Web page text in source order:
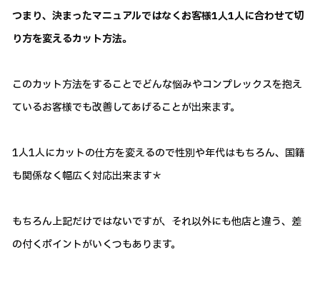
つまり、決まったマニュアルではなくお客様1人1人に合わせて切
り方を変えるカット方法。
このカット方法をすることでどんな悩みやコンプレックスを抱え
ているお客様でも改善してあげることが出来ます。
1人1人にカットの仕方を変えるので性別や年代はもちろん、国籍
も関係なく幅広く対応出来ます＊
もちろん上記だけではないですが、それ以外にも他店と違う、差
の付くポイントがいくつもあります。